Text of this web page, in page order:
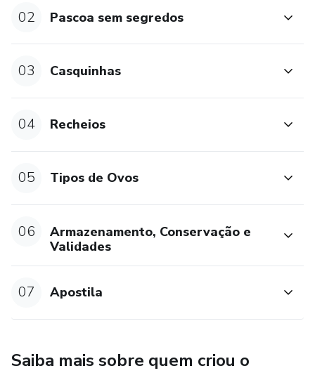
* ovos em pé
* ovo premium
- receita de brownie
- receita de pudim
- Dicas de embalagem
- armazenamento, conservação e validade
02 Pascoa sem segredos
03 Casquinhas
04 Recheios
05 Tipos de Ovos
06
Armazenamento, Conservação e
Validades
07 Apostila
Saiba mais sobre quem criou o